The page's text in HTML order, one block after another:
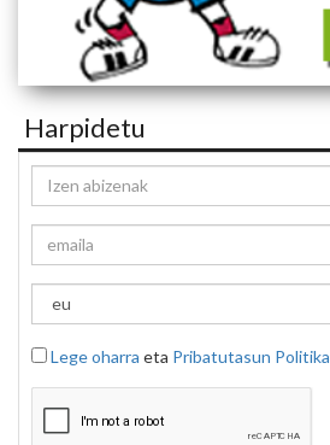
Harpidetu
Lege oharra eta Pribatutasun Politika